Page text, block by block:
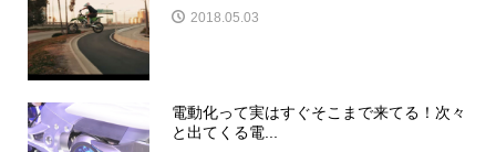
2018.05.03
電動化って実はすぐそこまで来てる！次々
と出てくる電...